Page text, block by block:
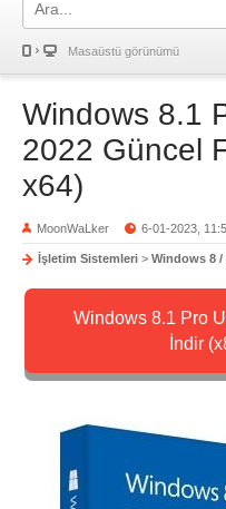
Masaüstü görünümü
Windows 8.1
2022 Güncel
x64)
MoonWaLker 6-01-2023,
İşletim Sistemleri > Windows 8 /
Windows 8.1 Pro
İndir